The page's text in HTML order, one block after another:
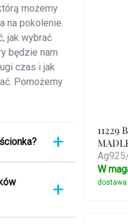
możemy
na pokolenie.
jak wybrać
będzie nam
czas i jak
Pomożemy
rozmiar,
11229
W